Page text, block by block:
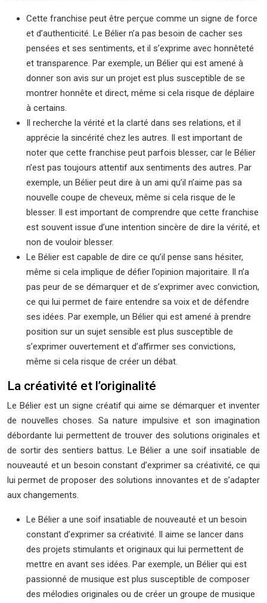
Cette franchise peut être perçue comme un signe de force
et d’authenticité. Le Bélier n’a pas besoin de cacher ses
pensées et ses sentiments, et il s’exprime avec honnêteté
et transparence. Par exemple, un Bélier qui est amené à
donner son avis sur un projet est plus susceptible de se
montrer honnête et direct, même si cela risque de déplaire
à certains.
Il recherche la vérité et la clarté dans ses relations, et il
apprécie la sincérité chez les autres. Il est important de
noter que cette franchise peut parfois blesser, car le Bélier
n’est pas toujours attentif aux sentiments des autres. Par
exemple, un Bélier peut dire à un ami qu’il n’aime pas sa
nouvelle coupe de cheveux, même si cela risque de le
blesser. Il est important de comprendre que cette franchise
est souvent issue d’une intention sincère de dire la vérité, et
non de vouloir blesser.
Le Bélier est capable de dire ce qu’il pense sans hésiter,
même si cela implique de défier l’opinion majoritaire. Il n’a
pas peur de se démarquer et de s’exprimer avec conviction,
ce qui lui permet de faire entendre sa voix et de défendre
ses idées. Par exemple, un Bélier qui est amené à prendre
position sur un sujet sensible est plus susceptible de
s’exprimer ouvertement et d’affirmer ses convictions,
même si cela risque de créer un débat.
La créativité et l’originalité
Le Bélier est un signe créatif qui aime se démarquer et inventer
de nouvelles choses. Sa nature impulsive et son imagination
débordante lui permettent de trouver des solutions originales et
de sortir des sentiers battus. Le Bélier a une soif insatiable de
nouveauté et un besoin constant d’exprimer sa créativité, ce qui
lui permet de proposer des solutions innovantes et de s’adapter
aux changements.
Le Bélier a une soif insatiable de nouveauté et un besoin
constant d’exprimer sa créativité. Il aime se lancer dans
des projets stimulants et originaux qui lui permettent de
mettre en avant ses idées. Par exemple, un Bélier qui est
passionné de musique est plus susceptible de composer
des mélodies originales ou de créer un groupe de musique